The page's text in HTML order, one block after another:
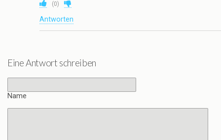
(0)
Antworten
Eine Antwort schreiben
Name